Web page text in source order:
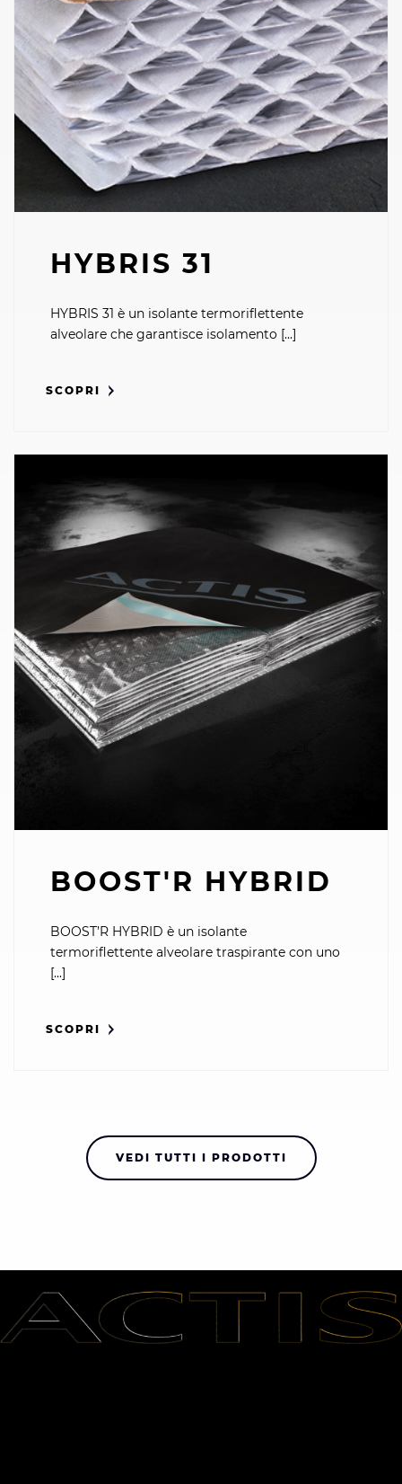
HYBRIS 31
HYBRIS 31 è un isolante termoriflettente
alveolare che garantisce isolamento [...]
SCOPRI
BOOST'R HYBRID
BOOST’R HYBRID è un isolante
termoriflettente alveolare traspirante con uno
[...]
SCOPRI
VEDI TUTTI I PRODOTTI